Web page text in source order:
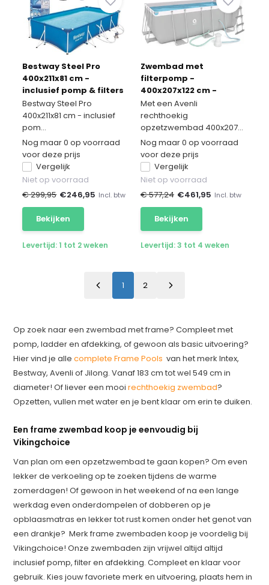
Bestway Steel Pro
400x211x81 cm -
inclusief pomp & filters
buiten opzetzwembad
rechthoek
Bestway Steel Pro
400x211x81 cm - inclusief
pom...
Nog maar 0 op voorraad
voor deze prijs
Vergelijk
Niet op voorraad
€ 299,95 €246,95 Incl. btw
Bekijken
Levertijd: 1 tot 2 weken
Zwembad met
filterpomp -
400x207x122 cm -
compleet - Avenli
Met een Avenli
rechthoekig
opzetzwembad 400x207...
Nog maar 0 op voorraad
voor deze prijs
Vergelijk
Niet op voorraad
€ 577,24 €461,95 Incl. btw
Bekijken
Levertijd: 3 tot 4 weken
1 2
Op zoek naar een zwembad met frame? Compleet met
pomp, ladder en afdekking, of gewoon als basic uitvoering?
Hier vind je allecomplete Frame Pools van het merk Intex,
Bestway, Avenli of Jilong. Vanaf 183 cm tot wel 549 cm in
diameter! Of liever een mooirechthoekig zwembad?
Opzetten, vullen met water en je bent klaar om erin te duiken.
Een frame zwembad koop je eenvoudig bij
Vikingchoice
Van plan om een opzetzwembad te gaan kopen? Om even
lekker de verkoeling op te zoeken tijdens de warme
zomerdagen! Of gewoon in het weekend of na een lange
werkdag even onderdompelen of dobberen op je
opblaasmatras en lekker tot rust komen onder het genot van
een drankje? Merk frame zwembaden koop je voordelig bij
Vikingchoice! Onze zwembaden zijn vrijwel altijd altijd
inclusief pomp, filter en afdekking. Compleet en klaar voor
gebruik. Kies jouw favoriete merk en uitvoering, plaats hem in